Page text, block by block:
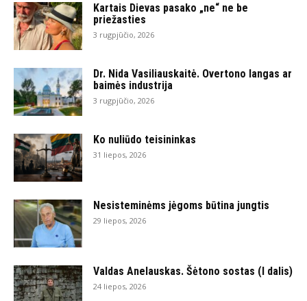
Kartais Dievas pasako „ne“ ne be
priežasties
3 rugpjūčio, 2026
Dr. Nida Vasiliauskaitė. Overtono langas ar
baimės industrija
3 rugpjūčio, 2026
Ko nuliūdo teisininkas
31 liepos, 2026
Nesisteminėms jėgoms būtina jungtis
29 liepos, 2026
Valdas Anelauskas. Šėtono sostas (I dalis)
24 liepos, 2026